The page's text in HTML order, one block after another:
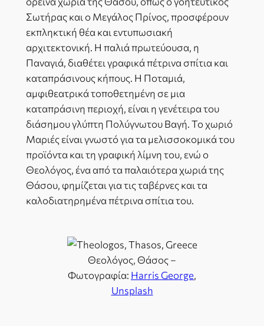
Σωτήρας και ο Μεγάλος Πρίνος, προσφέρουν
εκπληκτική θέα και εντυπωσιακή
αρχιτεκτονική. Η παλιά πρωτεύουσα, η
Παναγιά, διαθέτει γραφικά πέτρινα σπίτια και
καταπράσινους κήπους. Η Ποταμιά,
αμφιθεατρικά τοποθετημένη σε μια
καταπράσινη περιοχή, είναι η γενέτειρα του
διάσημου γλύπτη Πολύγνωτου Βαγή. Το χωριό
Μαριές είναι γνωστό για τα μελισσοκομικά του
προϊόντα και τη γραφική λίμνη του, ενώ ο
Θεολόγος, ένα από τα παλαιότερα χωριά της
Θάσου, φημίζεται για τις ταβέρνες και τα
καλοδιατηρημένα πέτρινα σπίτια του.
Θεολόγος, Θάσος –
Φωτογραφία: Harris George,
Unsplash